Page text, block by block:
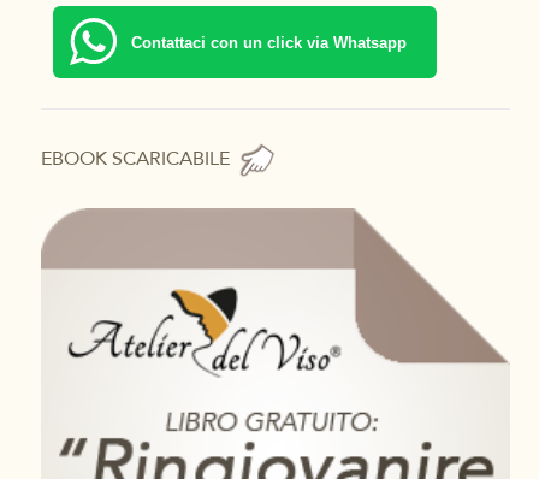
Contattaci con un click via Whatsapp
EBOOK SCARICABILE